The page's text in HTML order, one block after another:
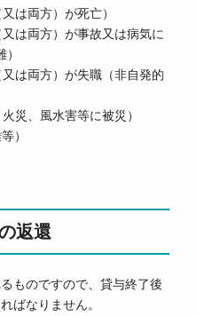
は両方）が死亡）
は両方）が事故又は病気に
は両方）が失職（非自発的
災、風水害等に被災）
）
返還
ものですので、貸与終了後
ばなりません。